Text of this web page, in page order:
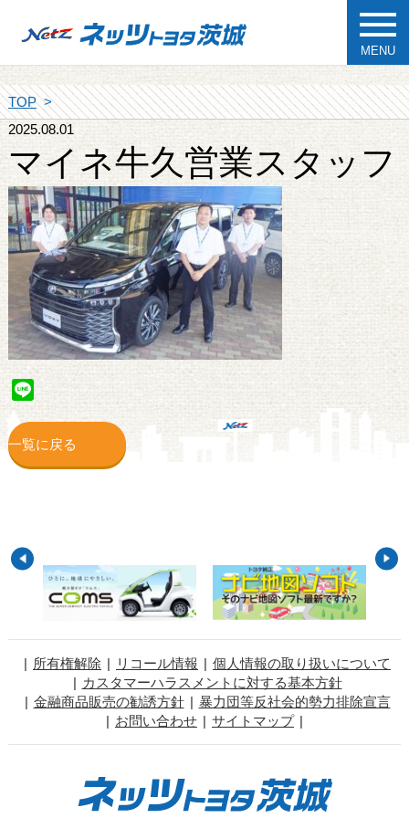
MENU
TOP
2025.08.01
マイネ牛久営業スタッフ
Line
一覧に戻る
所有権解除 リコール情報
個人情報の取り扱いについて
カスタマーハラスメントに対する基本方針
金融商品販売の勧誘方針
暴力団等反社会的勢力排除宣言
お問い合わせ
サイトマップ